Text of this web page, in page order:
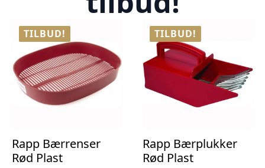
TILBUD!
Rapp Bærrenser
Rød Plast
TILBUD!
Rapp Bærplukker
Rød Plast